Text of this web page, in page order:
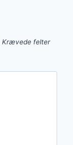
Krævede felter